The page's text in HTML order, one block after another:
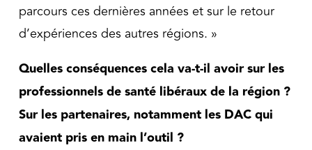
parcours ces dernières années et sur le retour
d’expériences des autres régions. »
Quelles conséquences cela va-t-il avoir sur les
professionnels de santé libéraux de la région ?
Sur les partenaires, notamment les DAC qui
avaient pris en main l’outil ?